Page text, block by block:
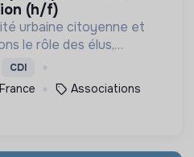
(h/f)
urbaine citoyenne et
le rôle des élus,
et misons sur
sociale durable.
CDI
Associations